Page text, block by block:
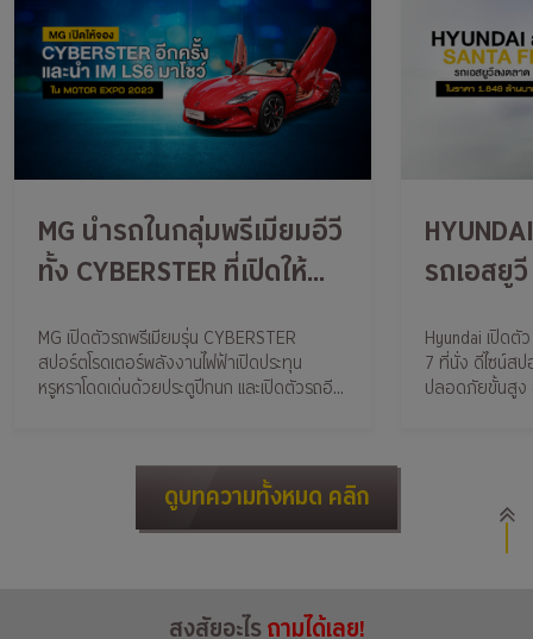
MG นำรถในกลุ่มพรีเมียมอีวี
ทั้ง CYBERSTER ที่เปิดให้
และ IM LS6 เอสยูวีคูเป้ไฟฟ้า
สุดล้ำ มาจัดแสดงใน
MG เปิดตัวรถพรีเมียมรุ่น CYBERSTER
สปอร์ตโรดเตอร์พลังงานไฟฟ้าเปิดประทุน
หรูหราโดดเด่นด้วยประตูปีกนก และเปิดตัวรถอีก
รถเอสยู
กับรูปลัก
ตีด้วยรา
Hyundai เปิดตั
7 ที่นั่ง ดีไซน์ส
ปลอดภัยขั้นสูง
ดูบทความทั้งหมด คลิก
สงสัยอะไรถามได้เลย!